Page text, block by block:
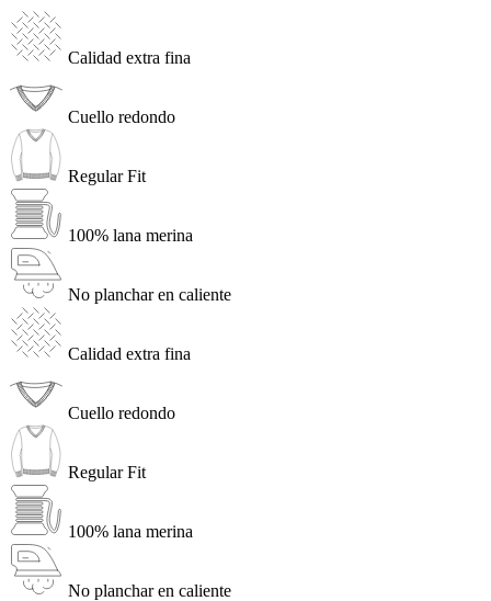
Calidad extra fina
Cuello redondo
Regular Fit
100% lana merina
No planchar en caliente
Calidad extra fina
Cuello redondo
Regular Fit
100% lana merina
No planchar en caliente